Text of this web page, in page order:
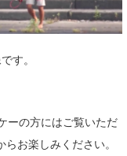
す。
ーの方にはご覧いただ
お楽しみください。